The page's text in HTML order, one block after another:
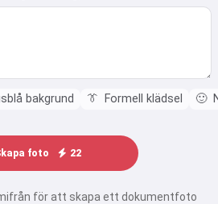
bakgrund 👔 Formell klädsel 🙂
foto 22
för att skapa ett dokumentfoto